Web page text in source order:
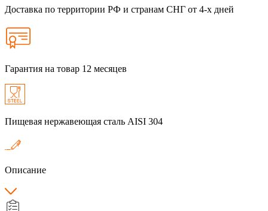
Доставка по территории РФ и странам СНГ от 4-х дней
Гарантия на товар 12 месяцев
Пищевая нержавеющая сталь AISI 304
Описание